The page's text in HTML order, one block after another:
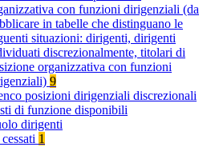
con funzioni dirigenziali (da
in tabelle che distinguano le
situazioni: dirigenti, dirigenti
discrezionalmente, titolari di
organizzativa con funzioni
9
posizioni dirigenziali discrezionali
di funzione disponibili
dirigenti
1